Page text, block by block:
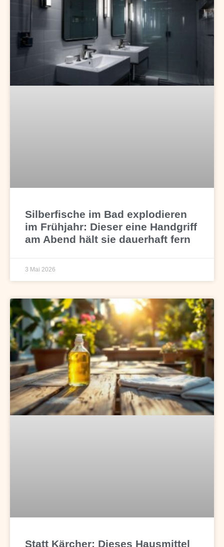
Silberfische im Bad explodieren
im Frühjahr: Dieser eine Handgriff
am Abend hält sie dauerhaft fern
3 Mai 2026
Statt Kärcher: Dieses Hausmittel